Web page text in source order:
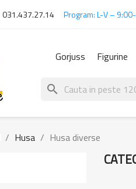
031.437.27.14 Program: L-V –
Gorjuss Figurine
search
Husa
Husa diverse